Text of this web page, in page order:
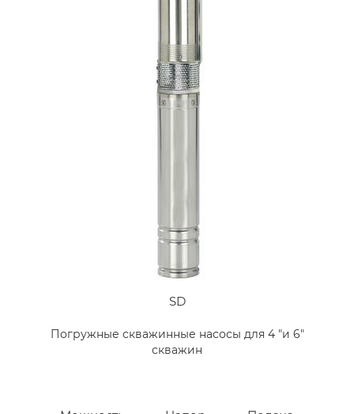
SD
Погружные скважинные насосы для 4 "и 6"
скважин